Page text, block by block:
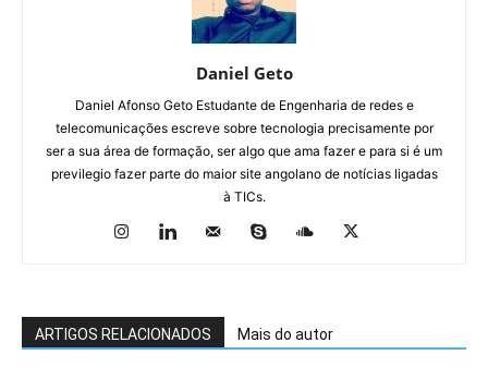
Daniel Geto
Daniel Afonso Geto Estudante de Engenharia de redes e
telecomunicações escreve sobre tecnologia precisamente por
ser a sua área de formação, ser algo que ama fazer e para si é um
previlegio fazer parte do maior site angolano de notícias ligadas
à TICs.
ARTIGOS RELACIONADOS Mais do autor